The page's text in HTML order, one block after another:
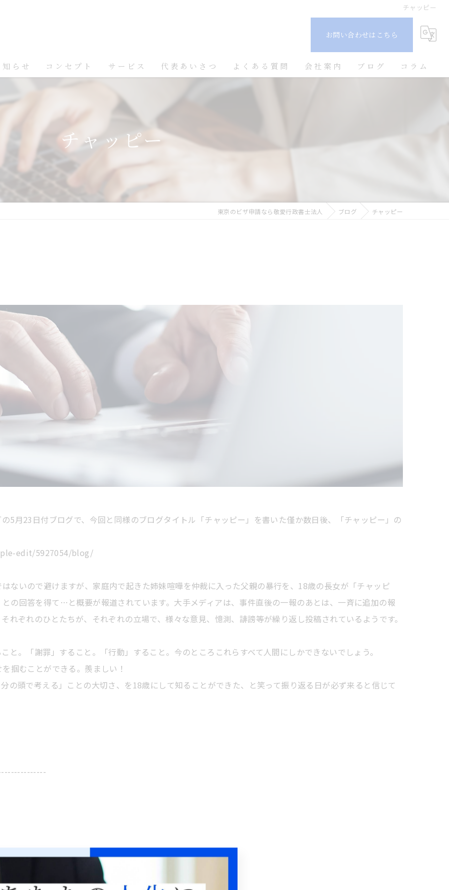
チャッピー
お問い合わせはこちら
らせ コンセプト サービス 代表あいさつ よくある質問 会社案内 ブログ コラム
チャッピー
東京のビザ申請なら敬愛行政書士法人 ブログ チャッピー
5月23日付ブログで、今回と同様のブログタイトル「チャッピー」を書いた僅か数日後、「チャッピー」の
edit/5927054/blog/
ないので避けますが、家庭内で起きた姉妹喧嘩を仲裁に入った父親の暴行を、18歳の長女が「チャッピ
の回答を得て…と概要が報道されています。大手メディアは、事件直後の一報のあとは、一斉に追加の報
れぞれのひとたちが、それぞれの立場で、様々な意見、憶測、誹謗等が繰り返し投稿されているようです。
と。「謝罪」すること。「行動」すること。今のところこれらすべて人間にしかできないでしょう。
掴むことができる。羨ましい！
の頭で考える」ことの大切さ、を18歳にして知ることができた、と笑って振り返る日が必ず来ると信じて